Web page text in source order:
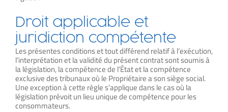
Droit applicable et
juridiction compétente
Les présentes conditions et tout différend relatif à l’exécution,
l’interprétation et la validité du présent contrat sont soumis à
la législation, la compétence de l’État et la compétence
exclusive des tribunaux où le Propriétaire a son siège social.
Une exception à cette règle s’applique dans le cas où la
législation prévoit un lieu unique de compétence pour les
consommateurs.